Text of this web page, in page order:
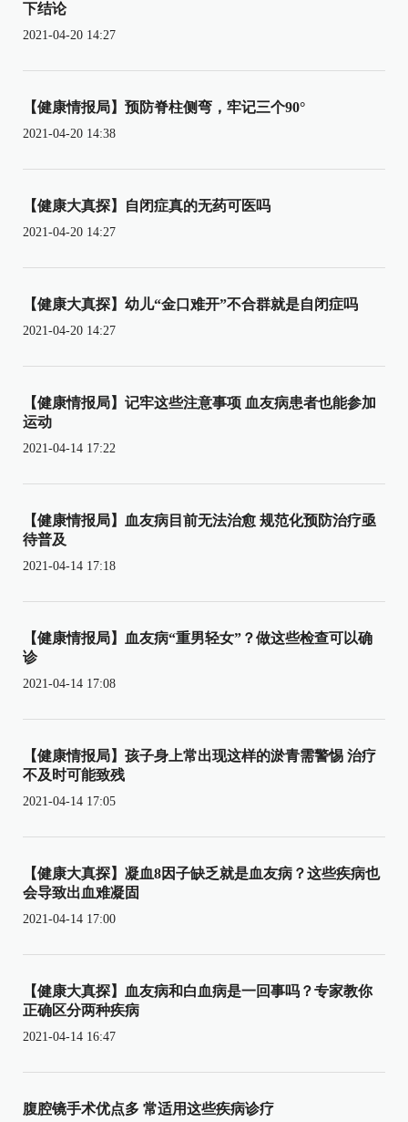
下结论
2021-04-20 14:27
【健康情报局】预防脊柱侧弯，牢记三个90°
2021-04-20 14:38
【健康大真探】自闭症真的无药可医吗
2021-04-20 14:27
【健康大真探】幼儿“金口难开”不合群就是自闭症吗
2021-04-20 14:27
【健康情报局】记牢这些注意事项 血友病患者也能参加
运动
2021-04-14 17:22
【健康情报局】血友病目前无法治愈 规范化预防治疗亟
待普及
2021-04-14 17:18
【健康情报局】血友病“重男轻女”？做这些检查可以确
诊
2021-04-14 17:08
【健康情报局】孩子身上常出现这样的淤青需警惕 治疗
不及时可能致残
2021-04-14 17:05
【健康大真探】凝血8因子缺乏就是血友病？这些疾病也
会导致出血难凝固
2021-04-14 17:00
【健康大真探】血友病和白血病是一回事吗？专家教你
正确区分两种疾病
2021-04-14 16:47
腹腔镜手术优点多 常适用这些疾病诊疗